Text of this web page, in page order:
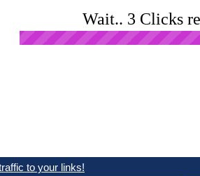
Wait.. 3 Clicks